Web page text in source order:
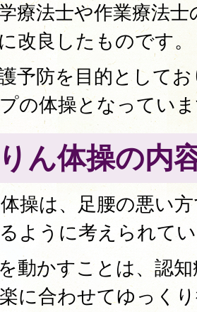
療法士や作業療法
改良したものです。
予防を目的として
の体操となってい
ん体操の内
操は、足腰の悪い
ように考えられて
動かすことは、認
に合わせてゆっく